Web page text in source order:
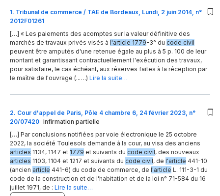
1. Tribunal de commerce / TAE de Bordeaux, Lundi, 2 juin 2014, n°
2012F01261
[…] « Les paiements des acomptes sur la valeur définitive des
marchés de travaux privés visés à l'article 1779-3° du code civil
peuvent être amputés d'une retenue égale au plus à 5 p. 100 de leur
montant et garantissant contractuellement l'exécution des travaux,
pour satisfaire, le cas échéant, aux réserves faites à la réception par
le maître de l'ouvrage (..….) Lire la suite…
2. Cour d'appel de Paris, Pôle 4 chambre 6, 24 février 2023, n°
20/07420 Infirmation partielle
[…] Par conclusions notifiées par voie électronique le 25 octobre
2022, la société Toulesols demande à la cour, au visa des anciens
articles 1134, 1147 et 1779 et suivants du code civil, des nouveaux
articles 1103, 1104 et 1217 et suivants du code civil, de l'article 441-10
(ancien article 441-6) du code de commerce, de l'article L. 111-3-1 du
code de la construction et de l'habitation et de la loi n° 71-584 du 16
juillet 1971, de : Lire la suite…